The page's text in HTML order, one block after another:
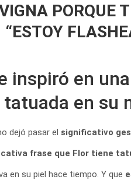
PORQUE
inspiró en
en su
dejó pasar el significativo
frase que Flor tiene
en su piel hace tiempo. Y que